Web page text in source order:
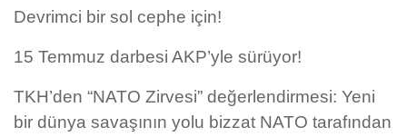
Devrimci bir sol cephe için!
15 Temmuz darbesi AKP’yle sürüyor!
TKH’den “NATO Zirvesi” değerlendirmesi: Yeni
bir dünya savaşının yolu bizzat NATO tarafından